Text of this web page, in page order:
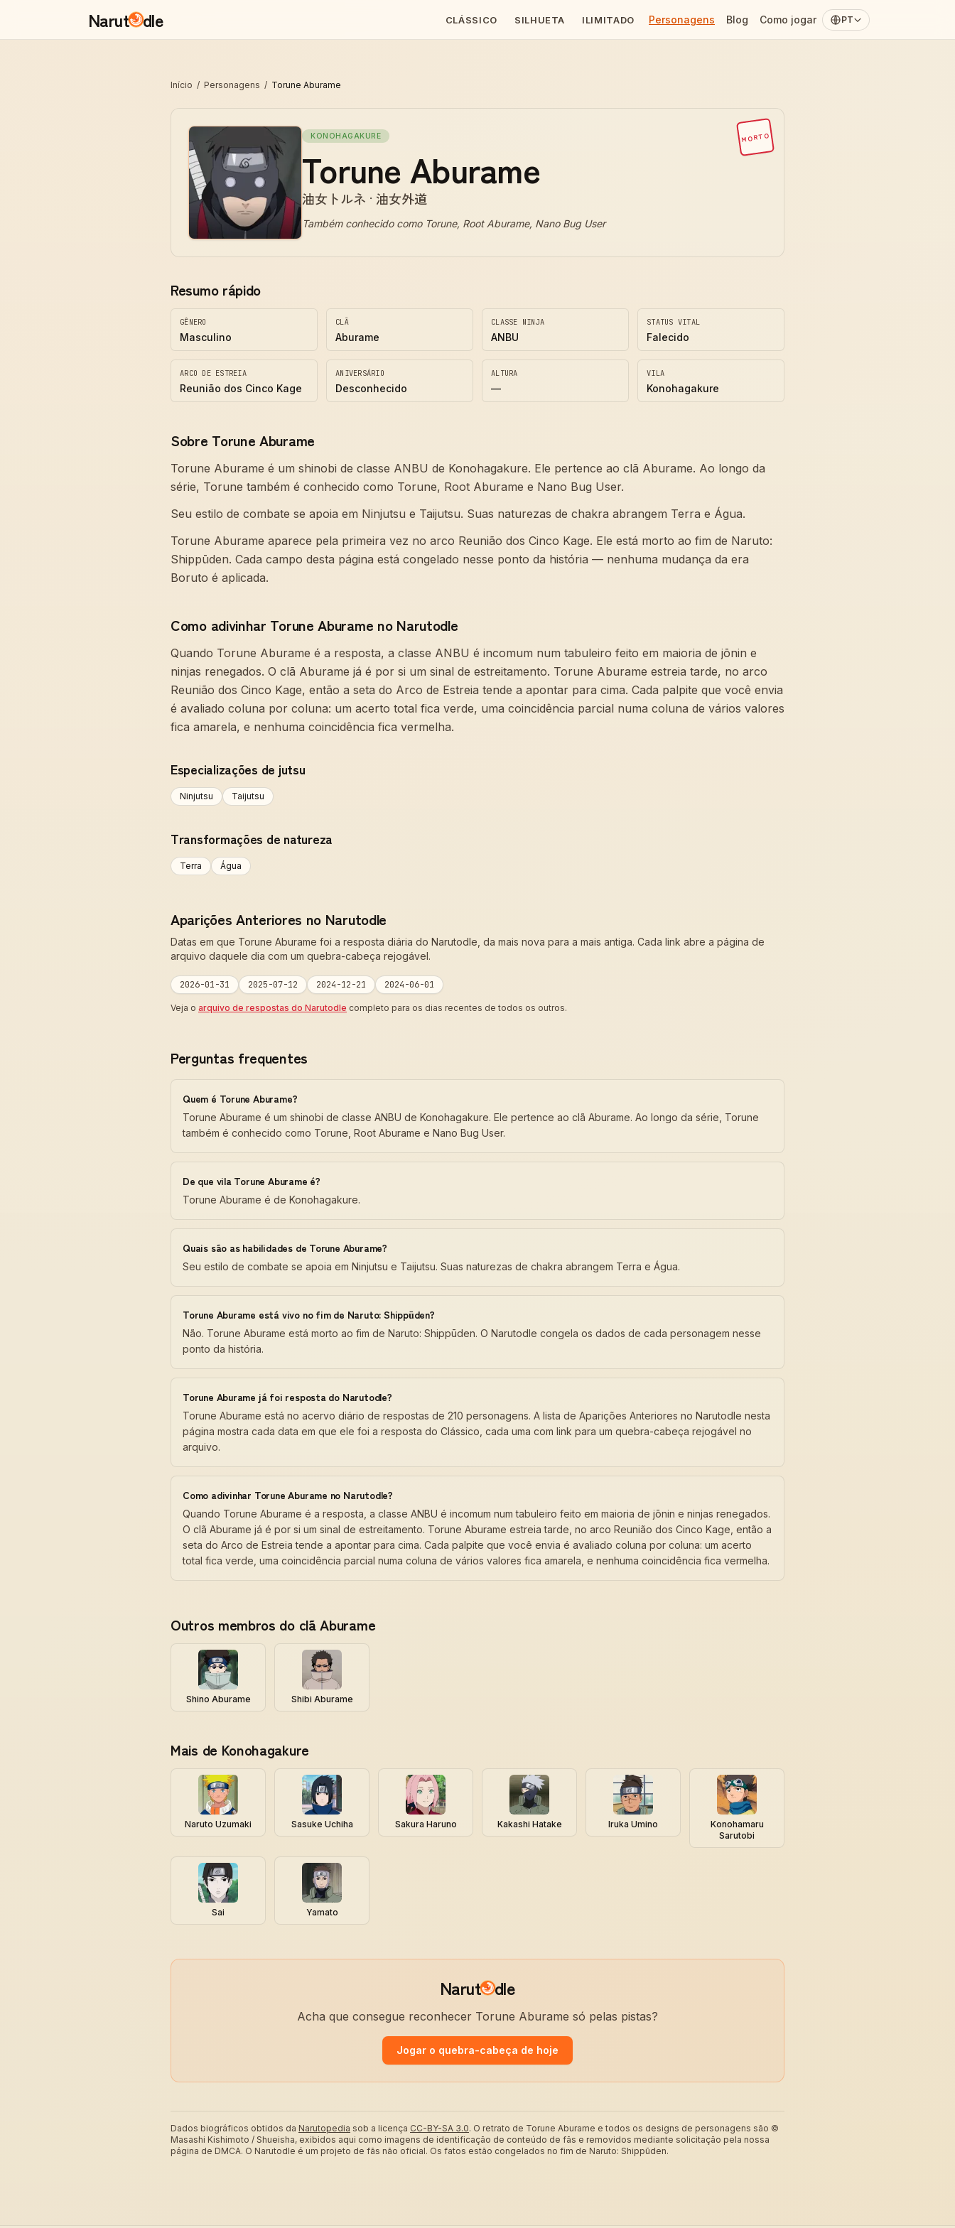
Narut dle CLÁSSICO SILHUETA ILIMITADO Personagens Blog Como jogar PT
Início / Personagens / Torune Aburame
MORTO
KONOHAGAKURE
Torune Aburame
油女トルネ · 油女外道
Também conhecido como Torune, Root Aburame, Nano Bug User
Resumo rápido
GÊNERO
Masculino
CLÃ
Aburame
CLASSE NINJA
ANBU
STATUS VITAL
Falecido
ARCO DE ESTREIA
Reunião dos Cinco Kage
ANIVERSÁRIO
Desconhecido
ALTURA
—
VILA
Konohagakure
Sobre Torune Aburame
Torune Aburame é um shinobi de classe ANBU de Konohagakure. Ele pertence ao clã Aburame. Ao longo da
série, Torune também é conhecido como Torune, Root Aburame e Nano Bug User.
Seu estilo de combate se apoia em Ninjutsu e Taijutsu. Suas naturezas de chakra abrangem Terra e Água.
Torune Aburame aparece pela primeira vez no arco Reunião dos Cinco Kage. Ele está morto ao fim de Naruto:
Shippūden. Cada campo desta página está congelado nesse ponto da história — nenhuma mudança da era
Boruto é aplicada.
Como adivinhar Torune Aburame no Narutodle
Quando Torune Aburame é a resposta, a classe ANBU é incomum num tabuleiro feito em maioria de jōnin e
ninjas renegados. O clã Aburame já é por si um sinal de estreitamento. Torune Aburame estreia tarde, no arco
Reunião dos Cinco Kage, então a seta do Arco de Estreia tende a apontar para cima. Cada palpite que você envia
é avaliado coluna por coluna: um acerto total fica verde, uma coincidência parcial numa coluna de vários valores
fica amarela, e nenhuma coincidência fica vermelha.
Especializações de jutsu
Ninjutsu Taijutsu
Transformações de natureza
Terra Água
Aparições Anteriores no Narutodle
Datas em que Torune Aburame foi a resposta diária do Narutodle, da mais nova para a mais antiga. Cada link abre a página de
arquivo daquele dia com um quebra-cabeça rejogável.
2026-01-31 2025-07-12 2024-12-21 2024-06-01
Veja o arquivo de respostas do Narutodle completo para os dias recentes de todos os outros.
Perguntas frequentes
Quem é Torune Aburame?
Torune Aburame é um shinobi de classe ANBU de Konohagakure. Ele pertence ao clã Aburame. Ao longo da série, Torune
também é conhecido como Torune, Root Aburame e Nano Bug User.
De que vila Torune Aburame é?
Torune Aburame é de Konohagakure.
Quais são as habilidades de Torune Aburame?
Seu estilo de combate se apoia em Ninjutsu e Taijutsu. Suas naturezas de chakra abrangem Terra e Água.
Torune Aburame está vivo no fim de Naruto: Shippūden?
Não. Torune Aburame está morto ao fim de Naruto: Shippūden. O Narutodle congela os dados de cada personagem nesse
ponto da história.
Torune Aburame já foi resposta do Narutodle?
Torune Aburame está no acervo diário de respostas de 210 personagens. A lista de Aparições Anteriores no Narutodle nesta
página mostra cada data em que ele foi a resposta do Clássico, cada uma com link para um quebra-cabeça rejogável no
arquivo.
Como adivinhar Torune Aburame no Narutodle?
Quando Torune Aburame é a resposta, a classe ANBU é incomum num tabuleiro feito em maioria de jōnin e ninjas renegados.
O clã Aburame já é por si um sinal de estreitamento. Torune Aburame estreia tarde, no arco Reunião dos Cinco Kage, então a
seta do Arco de Estreia tende a apontar para cima. Cada palpite que você envia é avaliado coluna por coluna: um acerto
total fica verde, uma coincidência parcial numa coluna de vários valores fica amarela, e nenhuma coincidência fica vermelha.
Outros membros do clã Aburame
Shino Aburame Shibi Aburame
Mais de Konohagakure
Naruto Uzumaki Sasuke Uchiha Sakura Haruno Kakashi Hatake Iruka Umino
Konohamaru
Sarutobi
Sai Yamato
Narut dle
Acha que consegue reconhecer Torune Aburame só pelas pistas?
Jogar o quebra-cabeça de hoje
Dados biográficos obtidos da Narutopedia sob a licença CC-BY-SA 3.0. O retrato de Torune Aburame e todos os designs de personagens são ©
Masashi Kishimoto / Shueisha, exibidos aqui como imagens de identificação de conteúdo de fãs e removidos mediante solicitação pela nossa
página de DMCA. O Narutodle é um projeto de fãs não oficial. Os fatos estão congelados no fim de Naruto: Shippūden.